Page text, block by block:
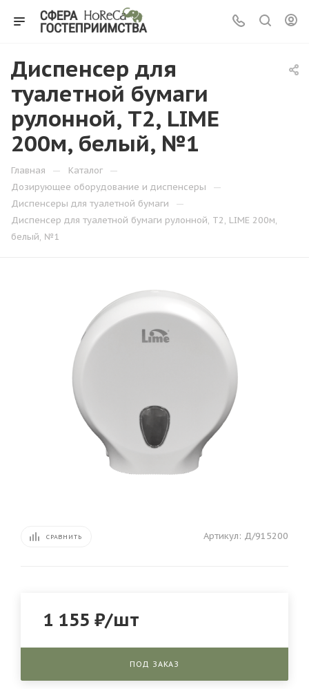
Диспенсер для
туалетной бумаги
рулонной, Т2, LIME
200м, белый, №1
Главная — Каталог —
Дозирующее оборудование и диспенсеры —
Диспенсеры для туалетной бумаги —
Диспенсер для туалетной бумаги рулонной, Т2, LIME 200м,
белый, №1
СРАВНИТЬ Артикул: Д/915200
1 155 ₽/шт
ПОД ЗАКАЗ